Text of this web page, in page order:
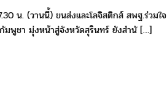
น. (วานนี้) ขนส่งและโลจิสติกส์ สพฐ.ร่วมใจ
มพูชา มุ่งหน้าสู่จังหวัดสุรินทร์ ยังสำนั […]